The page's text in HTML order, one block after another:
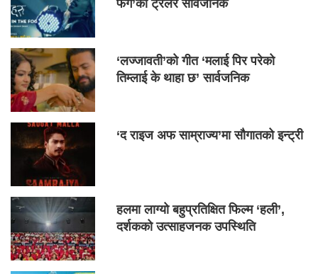
फग’को ट्रेलर सार्वजनिक
‘लज्जावती’को गीत ‘मलाई पिर परेको
तिम्लाई के थाहा छ’ सार्वजनिक
‘द राइज अफ साम्राज्य’मा सौगातको इन्ट्री
हलमा लाग्यो बहुप्रतिक्षित फिल्म ‘हली’,
दर्शकको उत्साहजनक उपस्थिति